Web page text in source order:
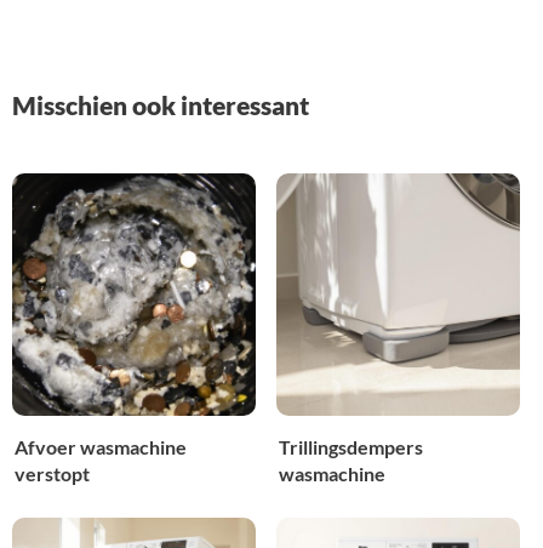
Misschien ook interessant
Afvoer wasmachine
verstopt
Trillingsdempers
wasmachine